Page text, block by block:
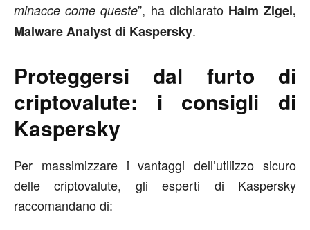
minacce come queste”, ha dichiarato Haim Zigel,
Malware Analyst di Kaspersky.
Proteggersi dal furto di
criptovalute: i consigli di
Kaspersky
Per massimizzare i vantaggi dell’utilizzo sicuro
delle criptovalute, gli esperti di Kaspersky
raccomandano di: